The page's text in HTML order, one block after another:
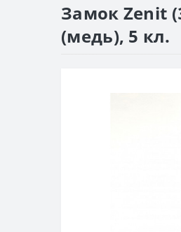
Замок Zenit
(медь), 5 кл.